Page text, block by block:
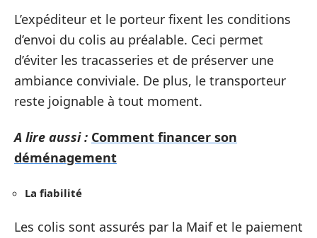
L’expéditeur et le porteur fixent les conditions
d’envoi du colis au préalable. Ceci permet
d’éviter les tracasseries et de préserver une
ambiance conviviale. De plus, le transporteur
reste joignable à tout moment.
A lire aussi : Comment financer son
déménagement
La fiabilité
Les colis sont assurés par la Maif et le paiement